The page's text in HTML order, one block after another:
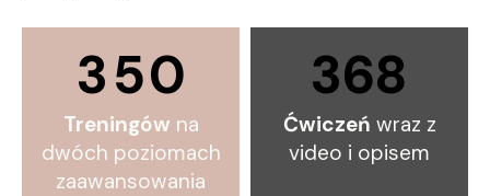
350
Treningów na
dwóch poziomach
zaawansowania
368
Ćwiczeń wraz z
video i opisem